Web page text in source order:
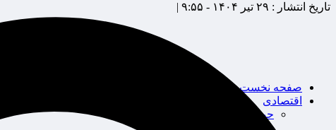
صفحه نخست
اقتصادی
حوزه بیمه
تاریخ انتشار : ۲۹ تیر ۱۴۰۴ - ۹:۵۵ |